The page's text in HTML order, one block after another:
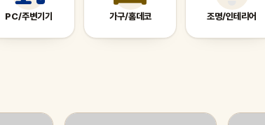
PC/주변기기 가구/홈데코 조명/인테리어